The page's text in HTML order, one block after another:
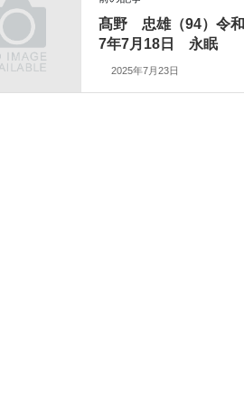
髙野 忠雄（94）令和
7年7月18日 永眠
2025年7月23日